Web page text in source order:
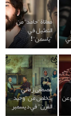
معاناة "حامد" من
التمثيل في
"ياسمن"!
عن
مصطفى زماني
يتخلص من "وحيد
القرن" في ديسمبر